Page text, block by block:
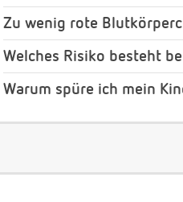
Zu wenig rote
Welches Risiko besteht
Warum spüre ich mein